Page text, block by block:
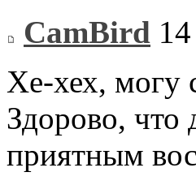
CamBird
Хе-хех, могу
Здорово, что
приятным